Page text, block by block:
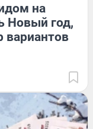
на
Новый год,
вариантов